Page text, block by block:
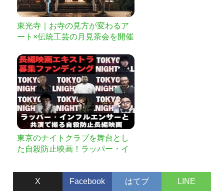
東光寺｜お寺の見方が変わるア
ート×伝統工芸の月見茶会を開催
東京のナイトクラブを舞台とし
た自殺防止映画！ラッパー・イ
キストラ出演型クラウドファン
ディング
X Facebook はてブ LINE